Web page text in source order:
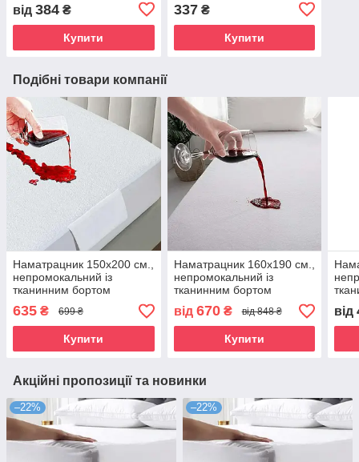
від 384 ₴
Купити
337₴
Купити
Подібні товари компанії
Наматрацник 150х200 см.,
непромокальний із
тканинним бортом
635 ₴ 699 ₴
Купити
Наматрацник 160х190 см.,
непромокальний із
тканинним бортом
від 670₴ від 848 ₴
Купити
від
Акційні пропозиції та новинки
–22% –22%